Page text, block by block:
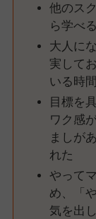
他のス
ら学べ
大人に
実して
いる時
目標を
ワク感
ましが
れた
やって
め、「
気を出